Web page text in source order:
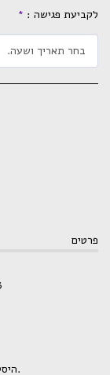
לקביעת פגישה : *
בחר תאריך ושעה.
פרטים